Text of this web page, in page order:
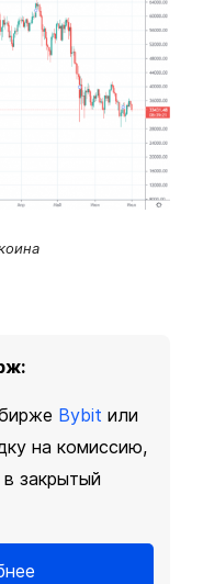
Bybit или
на комиссию,
закрытый